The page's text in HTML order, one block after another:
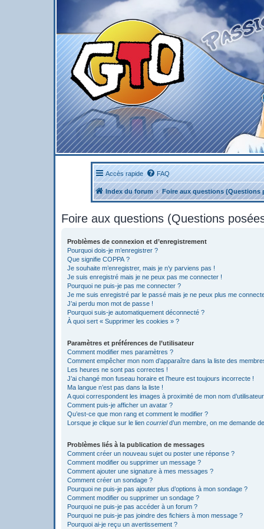
Accès rapide FAQ
Index du forum Foire aux questions (Questions
Foire aux questions (Questions
Problèmes de connexion et d’enregistrement
Pourquoi dois-je m’enregistrer ?
Que signifie COPPA ?
Je souhaite m’enregistrer, mais je n’y parviens pas !
Je suis enregistré mais je ne peux pas me connecter !
Pourquoi ne puis-je pas me connecter ?
Je me suis enregistré par le passé mais je ne peux plus me
J’ai perdu mon mot de passe !
Pourquoi suis-je automatiquement déconnecté ?
À quoi sert « Supprimer les cookies » ?
Paramètres et préférences de l’utilisateur
Comment modifier mes paramètres ?
Comment empêcher mon nom d’apparaître dans la liste des
Les heures ne sont pas correctes !
J’ai changé mon fuseau horaire et l’heure est toujours incorrecte !
Ma langue n’est pas dans la liste !
A quoi correspondent les images à proximité de mon nom
Comment puis-je afficher un avatar ?
Qu’est-ce que mon rang et comment le modifier ?
Lorsque je clique sur le lien courrield’un membre, on me demande
Problèmes liés à la publication de messages
Comment créer un nouveau sujet ou poster une réponse ?
Comment modifier ou supprimer un message ?
Comment ajouter une signature à mes messages ?
Comment créer un sondage ?
Pourquoi ne puis-je pas ajouter plus d’options à mon sondage ?
Comment modifier ou supprimer un sondage ?
Pourquoi ne puis-je pas accéder à un forum ?
Pourquoi ne puis-je pas joindre des fichiers à mon message ?
Pourquoi ai-je reçu un avertissement ?